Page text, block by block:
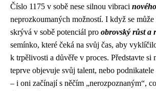
Číslo 1175 v sobě nese silnou vibraci
neprozkoumaných možností. I když se může
skrývá v sobě potenciál pro obrovský růst a
semínko, které čeká na svůj čas, aby
k trpělivosti a důvěře v proces. Představte si
teprve objevuje svůj talent, nebo
– i oni začínají s něčím „nerozpoznaným“,